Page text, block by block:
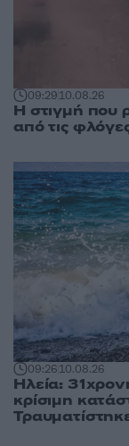
09:2910.08.26
Η στιγμή που
από τις
09:2610.08.26
Ηλεία:
κρίσιμη